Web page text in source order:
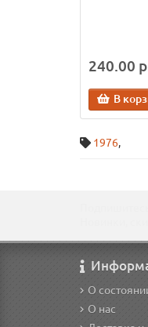
240.00
В
1976,
О
О нас